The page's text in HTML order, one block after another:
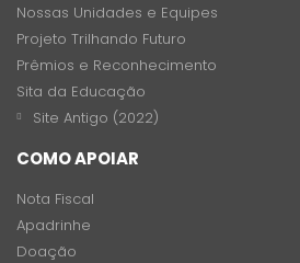
Nossas Unidades e Equipes
Projeto Trilhando Futuro
Prêmios e Reconhecimento
Sita da Educação
Site Antigo (2022)
COMO APOIAR
Nota Fiscal
Apadrinhe
Doação